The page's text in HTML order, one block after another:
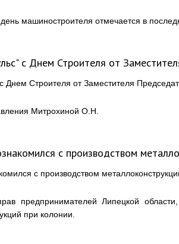
машиностроителя отмечается в
с Днем Строителя от
Митрохиной О.Н.
с производством
предпринимателей Липецкой
при колонии.